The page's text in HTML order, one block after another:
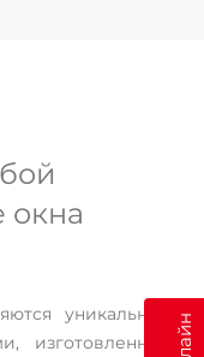
окна
уникальными
изготовленными